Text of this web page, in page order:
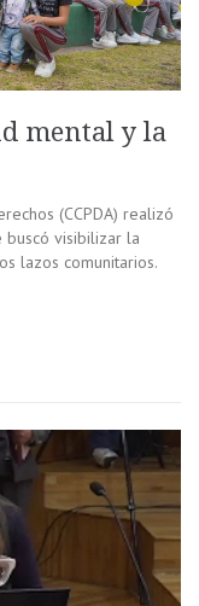
mental y la
(CCPDA) realizó
buscó visibilizar la
lazos comunitarios.